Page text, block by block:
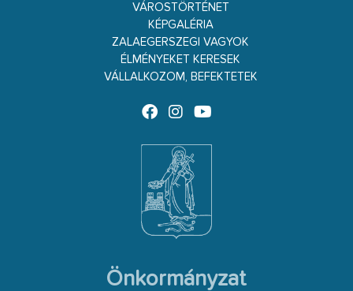
VÁROSTÖRTÉNET
KÉPGALÉRIA
ZALAEGERSZEGI VAGYOK
ÉLMÉNYEKET KERESEK
VÁLLALKOZOM, BEFEKTETEK
Önkormányzat